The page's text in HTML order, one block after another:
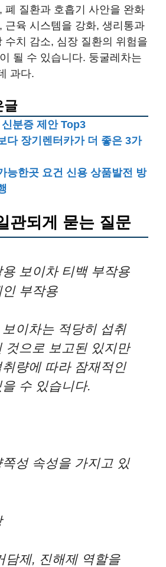
폐 질환과 호흡기 사안을 완화
근육 시스템을 강화, 생리통과
수치 감소, 심장 질환의 위험을
될 수 있습니다. 둥굴레차는
과다.
글
분증 제안 Top3
다 장기렌터카가 더 좋은 3가
능한곳 요건 신용 상품발전 방
관되게 묻는 질문
용 보이차 티백 부작용
부작용
이차는 적당히 섭취
것으로 보고된 있지만
량에 따라 잠재적인
수 있습니다.
성 속성을 가지고 있
담제, 진해제 역할을